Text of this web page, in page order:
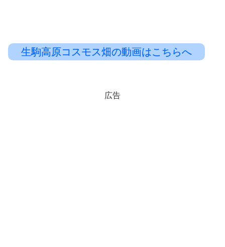
生駒高原コスモス畑の動画はこちらへ
広告